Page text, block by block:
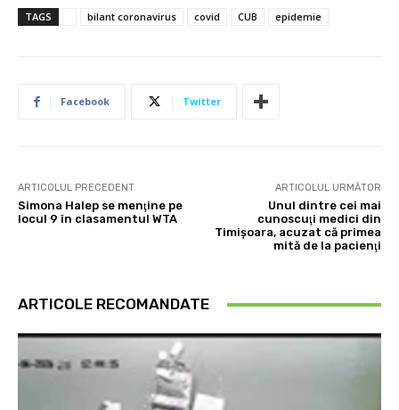
TAGS bilant coronavirus covid CUB epidemie
Facebook Twitter
ARTICOLUL PRECEDENT
Simona Halep se menţine pe
locul 9 în clasamentul WTA
ARTICOLUL URMĂTOR
Unul dintre cei mai
cunoscuţi medici din
Timişoara, acuzat că primea
mită de la pacienţi
ARTICOLE RECOMANDATE